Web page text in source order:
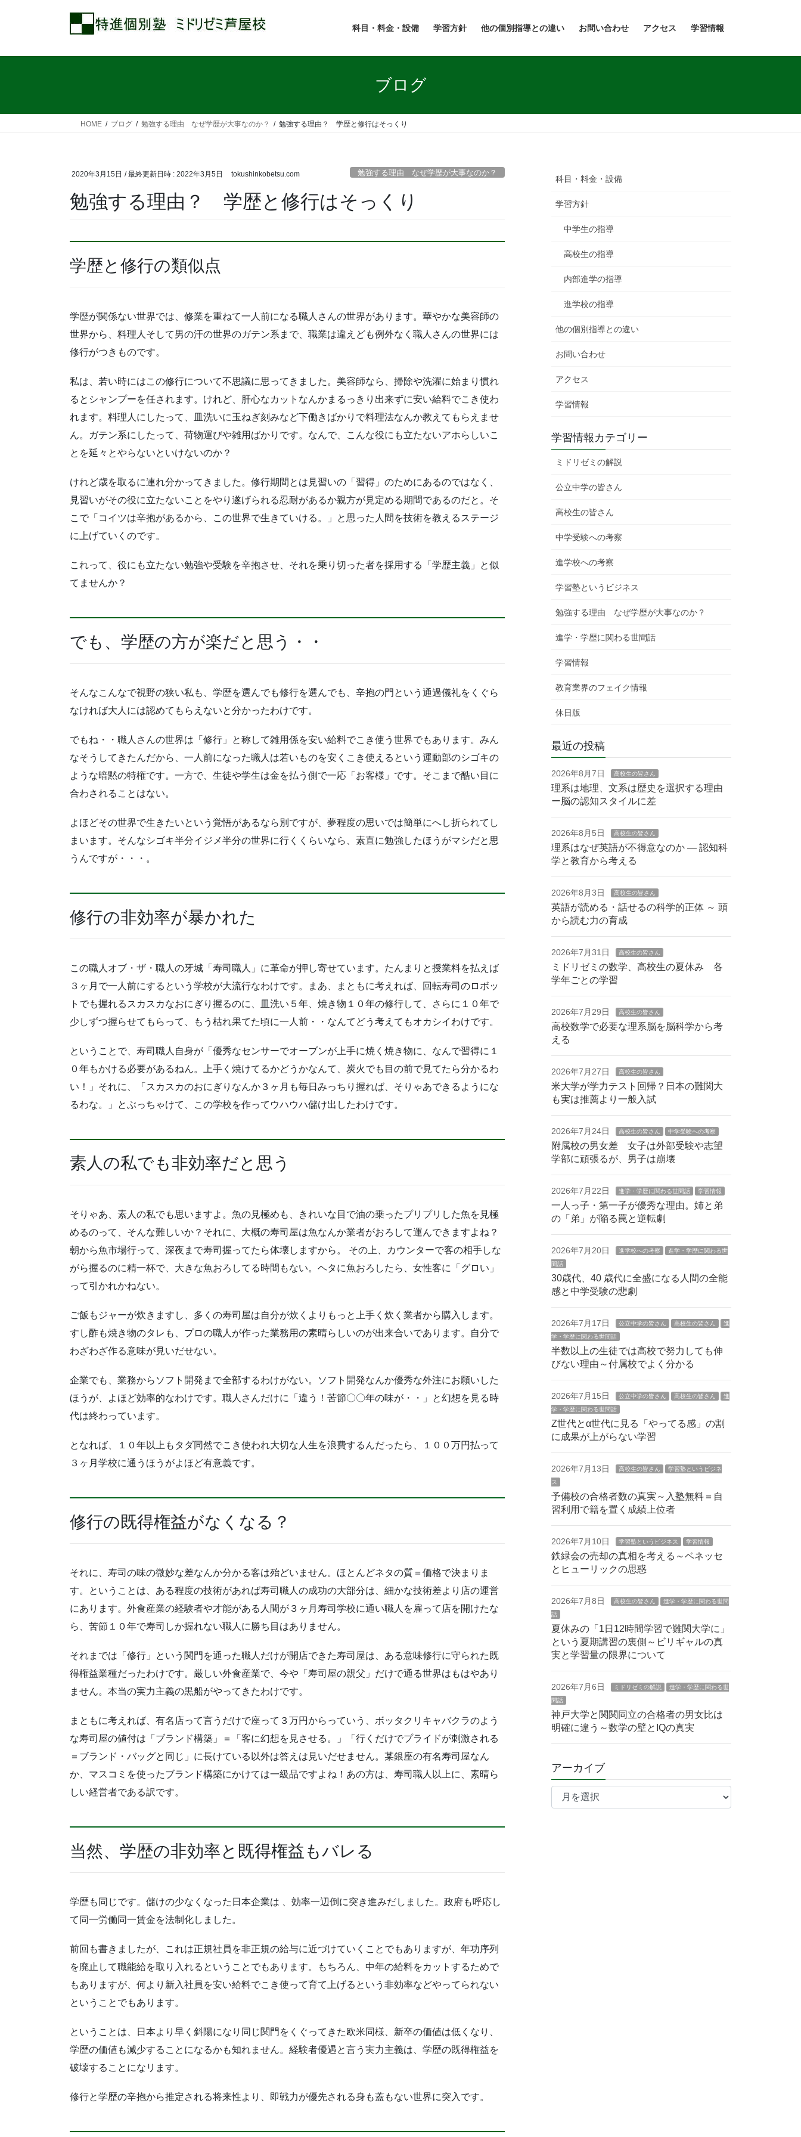
科目・料金・設備 学習方針 他の個別指導との違い お問い合わせ アクセス 学習情報
ブログ
HOME ブログ 勉強する理由 なぜ学歴が大事なのか？ 勉強する理由？ 学歴と修行はそっくり
2020年3月15日 / 最終更新日時 : 2022年3月5日 tokushinkobetsu.com 勉強する理由 なぜ学歴が大事なのか？
勉強する理由？ 学歴と修行はそっくり
学歴と修行の類似点
学歴が関係ない世界では、修業を重ねて一人前になる職人さんの世界があります。華やかな美容師の
世界から、料理人そして男の汗の世界のガテン系まで、職業は違えども例外なく職人さんの世界には
修行がつきものです。
私は、若い時にはこの修行について不思議に思ってきました。美容師なら、掃除や洗濯に始まり慣れ
るとシャンプーを任されます。けれど、肝心なカットなんかまるっきり出来ずに安い給料でこき使わ
れます。料理人にしたって、皿洗いに玉ねぎ刻みなど下働きばかりで料理法なんか教えてもらえませ
ん。ガテン系にしたって、荷物運びや雑用ばかりです。なんで、こんな役にも立たないアホらしいこ
とを延々とやらないといけないのか？
けれど歳を取るに連れ分かってきました。修行期間とは見習いの「習得」のためにあるのではなく、
見習いがその役に立たないことをやり遂げられる忍耐があるか親方が見定める期間であるのだと。そ
こで「コイツは辛抱があるから、この世界で生きていける。」と思った人間を技術を教えるステージ
に上げていくのです。
これって、役にも立たない勉強や受験を辛抱させ、それを乗り切った者を採用する「学歴主義」と似
てませんか？
でも、学歴の方が楽だと思う・・
そんなこんなで視野の狭い私も、学歴を選んでも修行を選んでも、辛抱の門という通過儀礼をくぐら
なければ大人には認めてもらえないと分かったわけです。
でもね・・職人さんの世界は「修行」と称して雑用係を安い給料でこき使う世界でもあります。みん
なそうしてきたんだから、一人前になった職人は若いものを安くこき使えるという運動部のシゴキの
ような暗黙の特権です。一方で、生徒や学生は金を払う側で一応「お客様」です。そこまで酷い目に
合わされることはない。
よほどその世界で生きたいという覚悟があるなら別ですが、夢程度の思いでは簡単にへし折られてし
まいます。そんなシゴキ半分イジメ半分の世界に行くくらいなら、素直に勉強したほうがマシだと思
うんですが・・・。
修行の非効率が暴かれた
この職人オブ・ザ・職人の牙城「寿司職人」に革命が押し寄せています。たんまりと授業料を払えば
３ヶ月で一人前にするという学校が大流行なわけです。まあ、まともに考えれば、回転寿司のロボッ
トでも握れるスカスカなおにぎり握るのに、皿洗い５年、焼き物１０年の修行して、さらに１０年で
少しずつ握らせてもらって、もう枯れ果てた頃に一人前・・なんてどう考えてもオカシイわけです。
ということで、寿司職人自身が「優秀なセンサーでオーブンが上手に焼く焼き物に、なんで習得に１
０年もかける必要があるねん。上手く焼けてるかどうかなんて、炭火でも目の前で見てたら分かるわ
い！」それに、「スカスカのおにぎりなんか３ヶ月も毎日みっちり握れば、そりゃあできるようにな
るわな。」とぶっちゃけて、この学校を作ってウハウハ儲け出したわけです。
素人の私でも非効率だと思う
そりゃあ、素人の私でも思いますよ。魚の見極めも、きれいな目で油の乗ったプリプリした魚を見極
めるのって、そんな難しいか？それに、大概の寿司屋は魚なんか業者がおろして運んできますよね？
朝から魚市場行って、深夜まで寿司握ってたら体壊しますから。 その上、カウンターで客の相手しな
がら握るのに精一杯で、大きな魚おろしてる時間もない。ヘタに魚おろしたら、女性客に「グロい」
って引かれかねない。
ご飯もジャーが炊きますし、多くの寿司屋は自分が炊くよりもっと上手く炊く業者から購入します。
すし酢も焼き物のタレも、プロの職人が作った業務用の素晴らしいのが出来合いであります。自分で
わざわざ作る意味が見いだせない。
企業でも、業務からソフト開発まで全部するわけがない。ソフト開発なんか優秀な外注にお願いした
ほうが、よほど効率的なわけです。職人さんだけに「違う！苦節〇〇年の味が・・」と幻想を見る時
代は終わっています。
となれば、１０年以上もタダ同然でこき使われ大切な人生を浪費するんだったら、１００万円払って
３ヶ月学校に通うほうがよほど有意義です。
修行の既得権益がなくなる？
それに、寿司の味の微妙な差なんか分かる客は殆どいません。ほとんどネタの質＝価格で決まりま
す。ということは、ある程度の技術があれば寿司職人の成功の大部分は、細かな技術差より店の運営
にあります。外食産業の経験者や才能がある人間が３ヶ月寿司学校に通い職人を雇って店を開けたな
ら、苦節１０年で寿司しか握れない職人に勝ち目はありません。
それまでは「修行」という関門を通った職人だけが開店できた寿司屋は、ある意味修行に守られた既
得権益業種だったわけです。厳しい外食産業で、今や「寿司屋の親父」だけで通る世界はもはやあり
ません。本当の実力主義の黒船がやってきたわけです。
まともに考えれば、有名店って言うだけで座って３万円からっていう、ボッタクリキャバクラのよう
な寿司屋の値付は「ブランド構築」＝「客に幻想を見させる。」「行くだけでプライドが刺激される
＝ブランド・バッグと同じ」に長けている以外は答えは見いだせません。某銀座の有名寿司屋なん
か、マスコミを使ったブランド構築にかけては一級品ですよね！あの方は、寿司職人以上に、素晴ら
しい経営者である訳です。
当然、学歴の非効率と既得権益もバレる
学歴も同じです。儲けの少なくなった日本企業は 、効率一辺倒に突き進みだしました。政府も呼応し
て同一労働同一賃金を法制化しました。
前回も書きましたが、これは正規社員を非正規の給与に近づけていくことでもありますが、年功序列
を廃止して職能給を取り入れるということでもあります。もちろん、中年の給料をカットするためで
もありますが、何より新入社員を安い給料でこき使って育て上げるという非効率などやってられない
ということでもあります。
ということは、日本より早く斜陽になり同じ関門をくぐってきた欧米同様、新卒の価値は低くなり、
学歴の価値も減少することになるかも知れません。経験者優遇と言う実力主義は、学歴の既得権益を
破壊することになリます。
修行と学歴の辛抱から推定される将来性より、即戦力が優先される身も蓋もない世界に突入です。
科目・料金・設備
学習方針
中学生の指導
高校生の指導
内部進学の指導
進学校の指導
他の個別指導との違い
お問い合わせ
アクセス
学習情報
学習情報カテゴリー
ミドリゼミの解説
公立中学の皆さん
高校生の皆さん
中学受験への考察
進学校への考察
学習塾というビジネス
勉強する理由 なぜ学歴が大事なのか？
進学・学歴に関わる世間話
学習情報
教育業界のフェイク情報
休日版
最近の投稿
2026年8月7日 高校生の皆さん
理系は地理、文系は歴史を選択する理由
ー脳の認知スタイルに差
2026年8月5日 高校生の皆さん
理系はなぜ英語が不得意なのか — 認知科
学と教育から考える
2026年8月3日 高校生の皆さん
英語が読める・話せるの科学的正体 ～ 頭
から読む力の育成
2026年7月31日 高校生の皆さん
ミドリゼミの数学、高校生の夏休み 各
学年ごとの学習
2026年7月29日 高校生の皆さん
高校数学で必要な理系脳を脳科学から考
える
2026年7月27日 高校生の皆さん
米大学が学力テスト回帰？日本の難関大
も実は推薦より一般入試
2026年7月24日 高校生の皆さん 中学受験への考察
附属校の男女差 女子は外部受験や志望
学部に頑張るが、男子は崩壊
2026年7月22日 進学・学歴に関わる世間話 学習情報
一人っ子・第一子が優秀な理由。姉と弟
の「弟」が陥る罠と逆転劇
2026年7月20日 進学校への考察
進学・学歴に関わる世
間話
30歳代、40 歳代に全盛になる人間の全能
感と中学受験の悲劇
2026年7月17日 公立中学の皆さん 高校生の皆さん
進
学・学歴に関わる世間話
半数以上の生徒では高校で努力しても伸
びない理由～付属校でよく分かる
2026年7月15日 公立中学の皆さん 高校生の皆さん
進
学・学歴に関わる世間話
Z世代とα世代に見る「やってる感」の割
に成果が上がらない学習
2026年7月13日 高校生の皆さん
学習塾というビジネ
ス
予備校の合格者数の真実～入塾無料＝自
習利用で籍を置く成績上位者
2026年7月10日 学習塾というビジネス 学習情報
鉄緑会の売却の真相を考える～ベネッセ
とヒューリックの思惑
2026年7月8日 高校生の皆さん
進学・学歴に関わる世間
話
夏休みの「1日12時間学習で難関大学に」
という夏期講習の裏側～ビリギャルの真
実と学習量の限界について
2026年7月6日 ミドリゼミの解説
進学・学歴に関わる世
間話
神戸大学と関関同立の合格者の男女比は
明確に違う～数学の壁とIQの真実
アーカイブ
ア